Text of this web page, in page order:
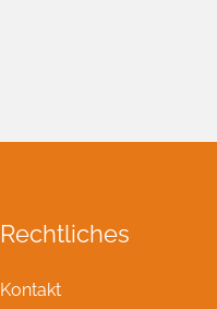
Rechtliches
Kontakt